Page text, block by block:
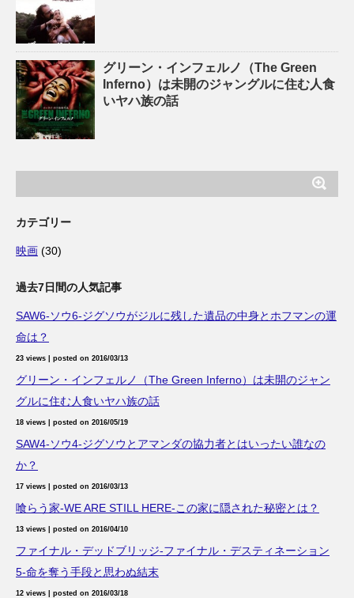
グリーン・インフェルノ（The Green
Inferno）は未開のジャングルに住む人食
いヤハ族の話
カテゴリー
映画 (30)
過去7日間の人気記事
SAW6-ソウ6-ジグソウがジルに残した遺品の中身とホフマンの運
命は？
23 views posted on 2016/03/13
グリーン・インフェルノ（The Green Inferno）は未開のジャン
グルに住む人食いヤハ族の話
18 views posted on 2016/05/19
SAW4-ソウ4-ジグソウとアマンダの協力者とはいったい誰なの
か？
17 views posted on 2016/03/13
喰らう家-WE ARE STILL HERE-この家に隠された秘密とは？
13 views posted on 2016/04/10
ファイナル・デッドブリッジ-ファイナル・デスティネーション
5-命を奪う手段と思わぬ結末
12 views posted on 2016/03/18